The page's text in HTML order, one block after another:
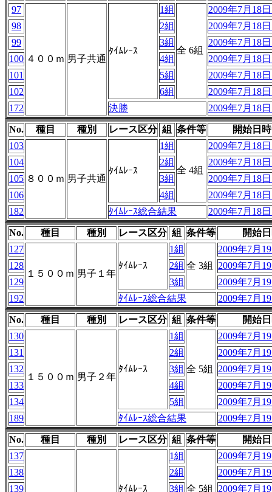
97
４００ｍ 男子共通
ﾀｲﾑﾚｰｽ
1組
全 6組
2009年7月18
98
2組
2009年7月18
99
3組
2009年7月18
100
4組
2009年7月18
101
5組
2009年7月18
102
6組
2009年7月18
172
決勝 2009年7月18
No. 種目 種別 レース区分 組 条件等
開始日時
103
８００ｍ 男子共通
ﾀｲﾑﾚｰｽ
1組
全 4組
2009年7月18
104
2組
2009年7月18
105
3組
2009年7月18
106
4組
2009年7月18
182
ﾀｲﾑﾚｰｽ総合結果 2009年7月18
No. 種目 種別 レース区分 組 条件等
開始
127
１５００ｍ 男子１年
ﾀｲﾑﾚｰｽ
1組
全 3組
2009年7月
128
2組
2009年7月
129
3組
2009年7月
192
ﾀｲﾑﾚｰｽ総合結果 2009年7月
No. 種目 種別 レース区分 組 条件等
開始
130
１５００ｍ 男子２年
ﾀｲﾑﾚｰｽ
1組
全 5組
2009年7月
131
2組
2009年7月
132
3組
2009年7月
133
4組
2009年7月
134
5組
2009年7月
189
ﾀｲﾑﾚｰｽ総合結果 2009年7月
No. 種目 種別 レース区分 組 条件等
開始
137
ﾀｲﾑﾚｰｽ
1組
全 5組
2009年7月
138
2組
2009年7月
139
3組
2009年7月